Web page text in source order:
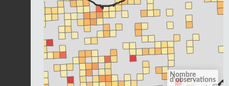
Nombre
d'observations